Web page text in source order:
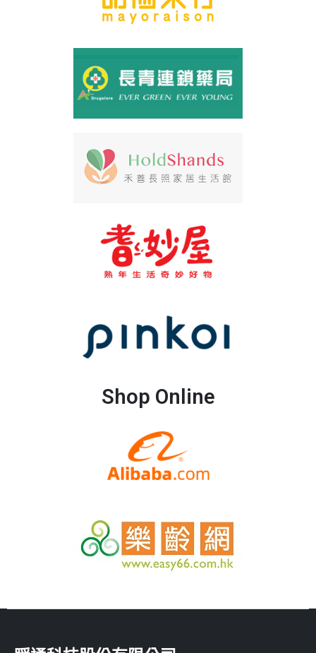
Shop Online